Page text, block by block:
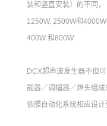
装和竖直安装）的不同
1250W, 2500W和
400W 和800W
DCX超声波发生器不但
能器／调幅器／焊头组
依照自动化系统相应设计